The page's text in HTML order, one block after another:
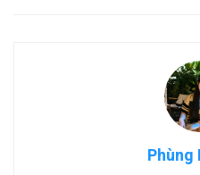
Phùng